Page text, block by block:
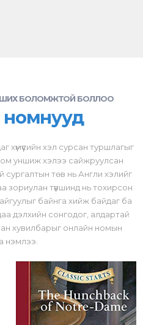
БОЛОМЖТОЙ БОЛЛОО
хүмүүсийн хэл сурсан туршлагыг
уншиж хэлээ сайжруулсан
төв нь Англи хэлийг
зориулан түвшинд нь тохирсон
байнга хийж байдаг ба
дэлхийн сонгодог, алдартай
хувилбарыг онлайн номын
нэмлээ.